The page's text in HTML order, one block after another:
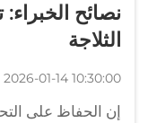
نصائح
الثلاجة
2026-01-14 10:30:00
إن الحفاظ على